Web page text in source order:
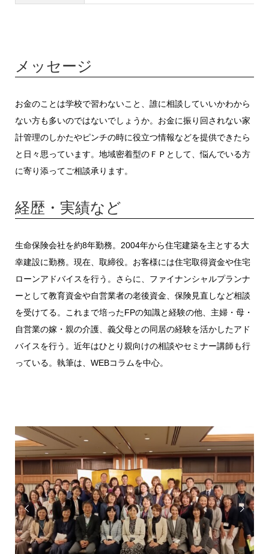
メッセージ
お金のことは学校で習わないこと、誰に相談していいかわから
ない方も多いのではないでしょうか。お金に振り回されない家
計管理のしかたやピンチの時に役立つ情報などを提供できたら
と日々思っています。地域密着型のＦＰとして、悩んでいる方
に寄り添ってご相談承ります。
経歴・実績など
生命保険会社を約8年勤務。2004年から住宅建築を主とする大
幸建設に勤務。現在、取締役。お客様には住宅取得資金や住宅
ローンアドバイスを行う。さらに、ファイナンシャルプランナ
ーとして教育資金や自営業者の老後資金、保険見直しなど相談
を受けてる。これまで培ったFPの知識と経験の他、主婦・母・
自営業の嫁・親の介護、義父母との同居の経験を活かしたアド
バイスを行う。近年はひとり親向けの相談やセミナー講師も行
っている。執筆は、WEBコラムを中心。
 